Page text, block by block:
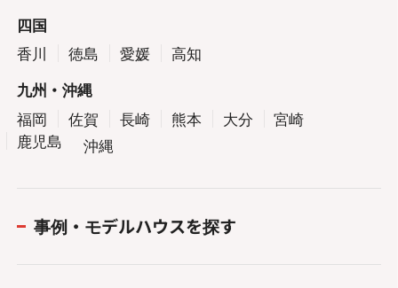
四国
香川
徳島 愛媛
高知
九州・沖縄
福岡
佐賀 長崎 熊本 大分
宮崎
鹿児島
沖縄
事例・モデルハウスを探す